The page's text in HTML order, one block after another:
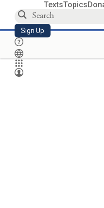
TextsTopics
Sign Up